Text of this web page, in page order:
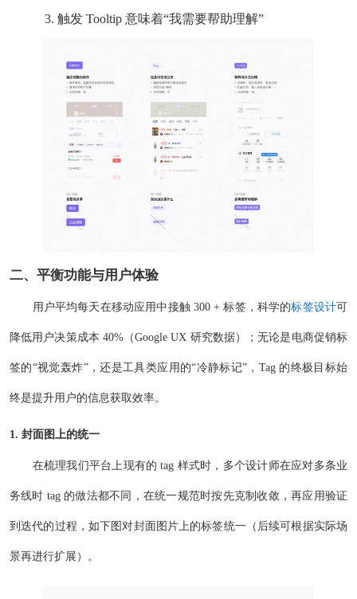
触发 Tooltip 意味着“我需要帮助理解”
二、平衡功能与用户体验
用户平均每天在移动应用中接触 300 + 标签，科学的标签设计可
降低用户决策成本 40%（Google UX 研究数据）；无论是电商促销标
签的“视觉轰炸”，还是工具类应用的“冷静标记”，Tag 的终极目标始
终是提升用户的信息获取效率。
1. 封面图上的统一
在梳理我们平台上现有的 tag 样式时，多个设计师在应对多条业
务线时 tag 的做法都不同，在统一规范时按先克制收敛，再应用验证
到迭代的过程，如下图对封面图片上的标签统一（后续可根据实际场
景再进行扩展）。